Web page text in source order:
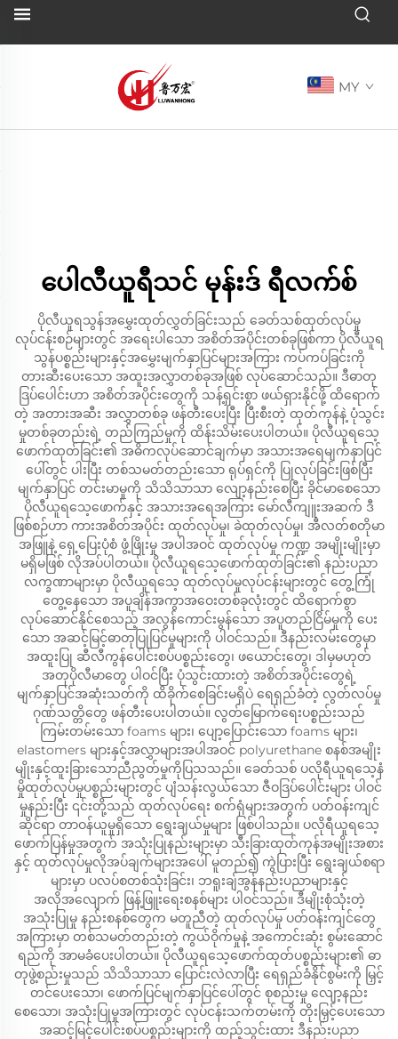
MY
ပေါလီယူရီသင် မုန်းဒ် ရီလက်စ်
ပိုလီယူရသွန်အမွှေးထုတ်လွှတ်ခြင်းသည် ခေတ်သစ်ထုတ်လုပ်မှု
လုပ်ငန်းစဉ်များတွင် အရေးပါသော အစိတ်အပိုင်းတစ်ခုဖြစ်ကာ ပိုလီယူရ
သွန်ပစ္စည်းများနှင့်အမွှေးမျက်နှာပြင်များအကြား ကပ်ကပ်ခြင်းကို
တားဆီးပေးသော အထူးအလွှာတစ်ခုအဖြစ် လုပ်ဆောင်သည်။ ဒီဓာတု
ဒြပ်ပေါင်းဟာ အစိတ်အပိုင်းတွေကို သန့်ရှင်းစွာ ဖယ်ရှားနိုင်ဖို့ ထိရောက်
တဲ့ အတားအဆီး အလွှာတစ်ခု ဖန်တီးပေးပြီး ပြီးစီးတဲ့ ထုတ်ကုန်နဲ့ ပုံသွင်း
မှုတစ်ခုတည်းရဲ့ တည်ကြည်မှုကို ထိန်းသိမ်းပေးပါတယ်။ ပိုလီယူရသေ့
ဖောက်ထုတ်ခြင်း၏ အဓိကလုပ်ဆောင်ချက်မှာ အသားအရေမျက်နှာပြင်
ပေါ်တွင် ပါးပြီး တစ်သမတ်တည်းသော ရုပ်ရှင်ကို ပြုလုပ်ခြင်းဖြစ်ပြီး
မျက်နှာပြင် တင်းမာမှုကို သိသိသာသာ လျော့နည်းစေပြီး ခိုင်မာစေသော
ပိုလီယူရသေ့ဖောက်နှင့် အသားအရေအကြား မော်လီကျူးအဆက် ဒီ
ဖြစ်စဉ်ဟာ ကားအစိတ်အပိုင်း ထုတ်လုပ်မှု၊ ခဲထုတ်လုပ်မှု၊ အီလတ်စတိုမာ
အဖြူနဲ့ ရှေ့ပြေးပုံစံ ဖွံ့ဖြိုးမှု အပါအဝင် ထုတ်လုပ်မှု ကဏ္ဍ အမျိုးမျိုးမှာ
မရှိမဖြစ် လိုအပ်ပါတယ်။ ပိုလီယူရသေ့ဖောက်ထုတ်ခြင်း၏ နည်းပညာ
လက္ခဏာများမှာ ပိုလီယူရသေ့ ထုတ်လုပ်မှုလုပ်ငန်းများတွင် တွေ့ကြုံ
တွေ့နေသော အပူချိန်အကွာအဝေးတစ်ခုလုံးတွင် ထိရောက်စွာ
လုပ်ဆောင်နိုင်စေသည့် အလွန်ကောင်းမွန်သော အပူတည်ငြိမ်မှုကို ပေး
သော အဆင့်မြင့်ဓာတုပြုပြင်မှုများကို ပါဝင်သည်။ ဒီနည်းလမ်းတွေမှာ
အထူးပြု ဆီလီကွန်ပေါင်းစပ်ပစ္စည်းတွေ၊ ဖယောင်းတွေ၊ ဒါမှမဟုတ်
အတုပိုလီမာတွေ ပါဝင်ပြီး ပုံသွင်းထားတဲ့ အစိတ်အပိုင်းတွေရဲ့
မျက်နှာပြင်အဆုံးသတ်ကို ထိခိုက်စေခြင်းမရှိပဲ ရေရှည်ခံတဲ့ လွတ်လပ်မှု
ဂုဏ်သတ္တိတွေ ဖန်တီးပေးပါတယ်။ လွတ်မြောက်ရေးပစ္စည်းသည်
ကြမ်းတမ်းသော foams များ၊ ပျော့ပြောင်းသော foams များ၊
elastomers များနှင့်အလွှာများအပါအဝင် polyurethane စနစ်အမျိုး
မျိုးနှင့်ထူးခြားသောညီညွတ်မှုကိုပြသသည်။ ခေတ်သစ် ပလိုရီယူရသေ့နံ
မှိုထုတ်လုပ်မှုပစ္စည်းများတွင် ပျံသန်းလွယ်သော ဇီဝဒြပ်ပေါင်းများ ပါဝင်
မှုနည်းပြီး ၎င်းတို့သည် ထုတ်လုပ်ရေး စက်ရုံများအတွက် ပတ်ဝန်းကျင်
ဆိုင်ရာ တာဝန်ယူမှုရှိသော ရွေးချယ်မှုများ ဖြစ်ပါသည်။ ပလိုရီယူရသေ့
ဖောက်ပြန်မှုအတွက် အသုံးပြုနည်းများမှာ သီးခြားထုတ်ကုန်အမျိုးအစား
နှင့် ထုတ်လုပ်မှုလိုအပ်ချက်များအပေါ် မူတည်၍ ကွဲပြားပြီး ရွေးချယ်စရာ
များမှာ ပလပ်စတစ်သုံးခြင်း၊ ဘရူးချ်အွန်နည်းပညာများနှင့်
အလိုအလျောက် ဖြန့်ဖြူးရေးစနစ်များ ပါဝင်သည်။ ဒီမျိုးစုံသုံးတဲ့
အသုံးပြုမှု နည်းစနစ်တွေက မတူညီတဲ့ ထုတ်လုပ်မှု ပတ်ဝန်းကျင်တွေ
အကြားမှာ တစ်သမတ်တည်းတဲ့ ကွယ်ဝိုက်မှုနဲ့ အကောင်းဆုံး စွမ်းဆောင်
ရည်ကို အာမခံပေးပါတယ်။ ပိုလီယူရသေ့ဖောက်ထုတ်ပစ္စည်းများ၏ ဓာ
တုဖွဲ့စည်းမှုသည် သိသိသာသာ ပြောင်းလဲလာပြီး ရေရှည်ခံနိုင်စွမ်းကို မြှင့်
တင်ပေးသော၊ ဖောက်ပြင်မျက်နှာပြင်ပေါ်တွင် စုစည်းမှု လျော့နည်း
စေသော၊ အသုံးပြုမှုအကြားတွင် လုပ်ငန်းသက်တမ်းကို တိုးမြှင့်ပေးသော
အဆင့်မြင့်ပေါင်းစပ်ပစ္စည်းများကို ထည့်သွင်းထား ဒီနည်းပညာ